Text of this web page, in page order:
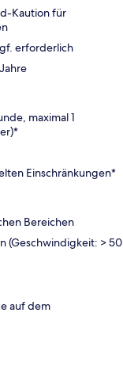
Kaution für
erforderlich
maximal 1
Einschränkungen*
Bereichen
(Geschwindigkeit: > 50
auf dem